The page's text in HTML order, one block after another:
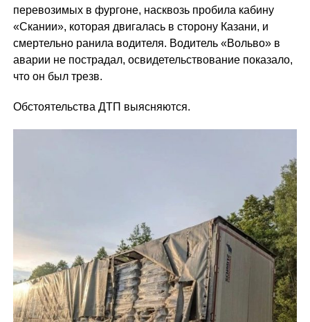
перевозимых в фургоне, насквозь пробила кабину
«Скании», которая двигалась в сторону Казани, и
смертельно ранила водителя. Водитель «Вольво» в
аварии не пострадал, освидетельствование показало,
что он был трезв.
Обстоятельства ДТП выясняются.